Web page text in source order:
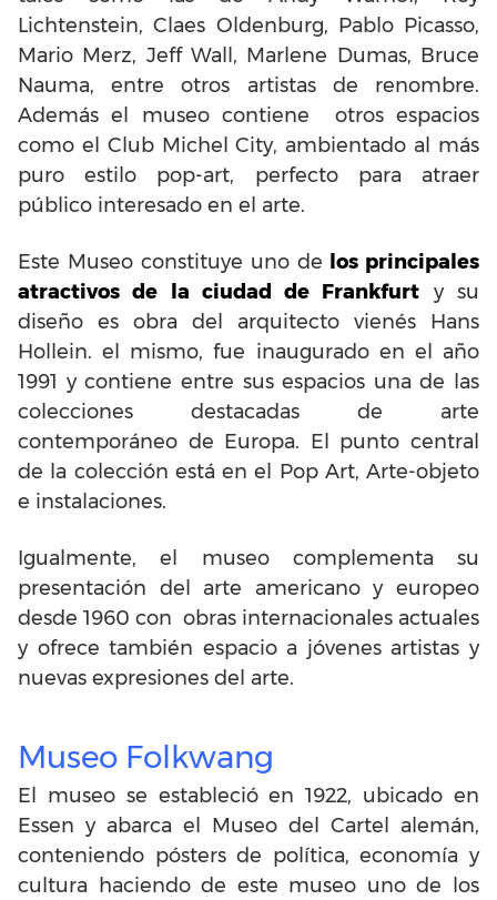
Lichtenstein, Claes Oldenburg, Pablo Picasso,
Mario Merz, Jeff Wall, Marlene Dumas, Bruce
Nauma, entre otros artistas de renombre.
Además el museo contiene otros espacios
como el Club Michel City, ambientado al más
puro estilo pop-art, perfecto para atraer
público interesado en el arte.
Este Museo constituye uno de los principales
atractivos de la ciudad de Frankfurt y su
diseño es obra del arquitecto vienés Hans
Hollein. el mismo, fue inaugurado en el año
1991 y contiene entre sus espacios una de las
colecciones destacadas de arte
contemporáneo de Europa. El punto central
de la colección está en el Pop Art, Arte-objeto
e instalaciones.
Igualmente, el museo complementa su
presentación del arte americano y europeo
desde 1960 con obras internacionales actuales
y ofrece también espacio a jóvenes artistas y
nuevas expresiones del arte.
Museo Folkwang
El museo se estableció en 1922, ubicado en
Essen y abarca el Museo del Cartel alemán,
conteniendo pósters de política, economía y
cultura haciendo de este museo uno de los